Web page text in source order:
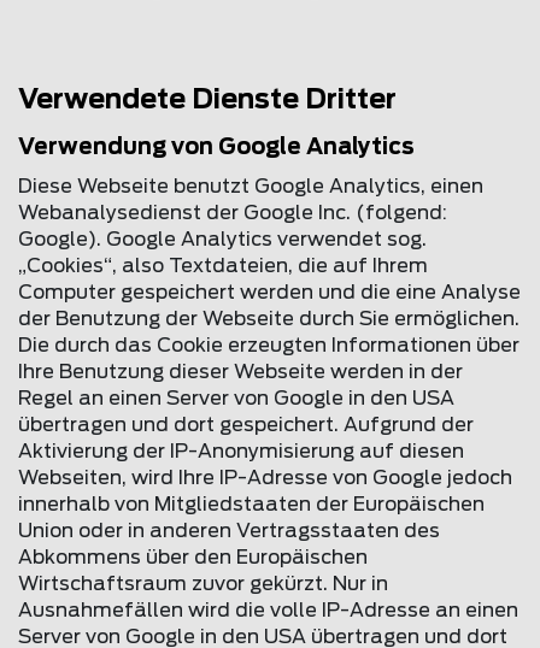
Verwendete Dienste Dritter
Verwendung von Google Analytics
Diese Webseite benutzt Google Analytics, einen
Webanalysedienst der Google Inc. (folgend:
Google). Google Analytics verwendet sog.
„Cookies“, also Textdateien, die auf Ihrem
Computer gespeichert werden und die eine Analyse
der Benutzung der Webseite durch Sie ermöglichen.
Die durch das Cookie erzeugten Informationen über
Ihre Benutzung dieser Webseite werden in der
Regel an einen Server von Google in den USA
übertragen und dort gespeichert. Aufgrund der
Aktivierung der IP-Anonymisierung auf diesen
Webseiten, wird Ihre IP-Adresse von Google jedoch
innerhalb von Mitgliedstaaten der Europäischen
Union oder in anderen Vertragsstaaten des
Abkommens über den Europäischen
Wirtschaftsraum zuvor gekürzt. Nur in
Ausnahmefällen wird die volle IP-Adresse an einen
Server von Google in den USA übertragen und dort